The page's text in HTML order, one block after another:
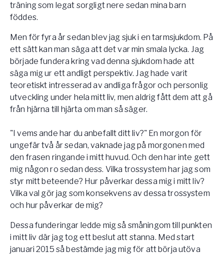
träning som legat sorgligt nere sedan mina barn
föddes.
Men för fyra år sedan blev jag sjuk i en tarmsjukdom. På
ett sätt kan man säga att det var min smala lycka. Jag
började fundera kring vad denna sjukdom hade att
säga mig ur ett andligt perspektiv. Jag hade varit
teoretiskt intresserad av andliga frågor och personlig
utveckling under hela mitt liv, men aldrig fått dem att gå
från hjärna till hjärta om man så säger.
"I vems ande har du anbefallt ditt liv?" En morgon för
ungefär två år sedan, vaknade jag på morgonen med
den frasen ringande i mitt huvud. Och den har inte gett
mig någon ro sedan dess. Vilka trossystem har jag som
styr mitt beteende? Hur påverkar dessa mig i mitt liv?
Vilka val gör jag som konsekvens av dessa trossystem
och hur påverkar de mig?
Dessa funderingar ledde mig så småningom till punkten
i mitt liv där jag tog ett beslut att stanna. Med start
januari 2015 så bestämde jag mig för att börja utöva